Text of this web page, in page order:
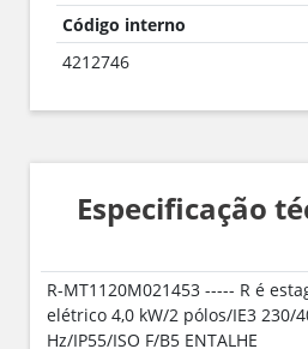
Código interno
4212746
Especificação
R-MT1120M021453 ----- R é
elétrico 4,0 kW/2 pólos/IE3 230/
Hz/IP55/ISO F/B5 ENTALHE